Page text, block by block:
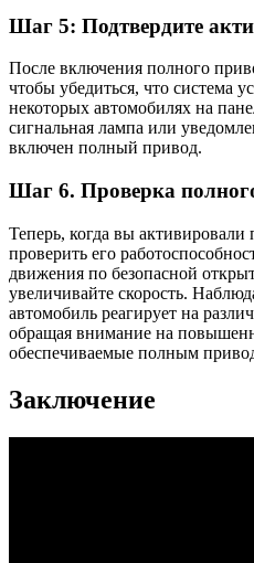
Шаг 5: Подтвердите
После включения полного
чтобы убедиться, что система
некоторых автомобилях на
сигнальная лампа или
включен полный привод.
Шаг 6. Проверка
Теперь, когда вы
проверить его
движения по безопасной
увеличивайте скорость.
автомобиль реагирует на
обращая внимание на
обеспечиваемые полным
Заключение